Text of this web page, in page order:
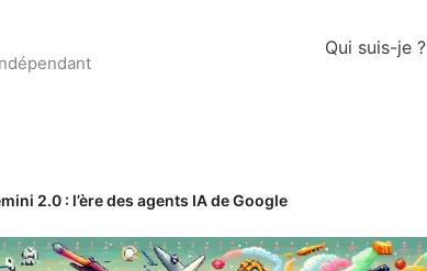
Qui suis-je ?
2.0 : l’ère des agents IA de Google